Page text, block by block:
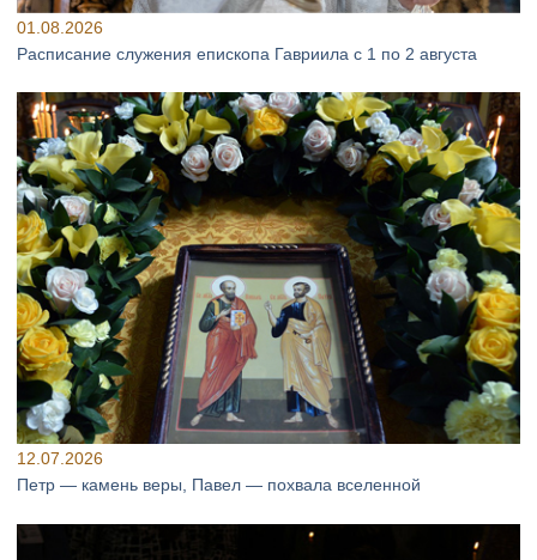
01.08.2026
Расписание служения епископа Гавриила с 1 по 2 августа
12.07.2026
Петр — камень веры, Павел — похвала вселенной